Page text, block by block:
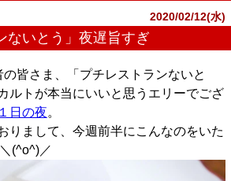
2020/02/12(水)
ないとう」夜遅旨すぎ
皆さま、「プチレストランないと
ルトが本当にいいと思うエリーでござ
日の夜。
りまして、今週前半にこんなのをいた
(^o^)／